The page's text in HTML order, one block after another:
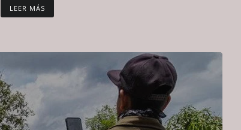
LEER MÁS